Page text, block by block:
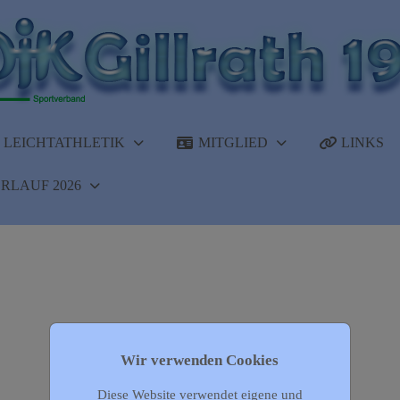
LEICHTATHLETIK MITGLIED LINKS
2026
Wir verwenden Cookies
Diese Website verwendet eigene und